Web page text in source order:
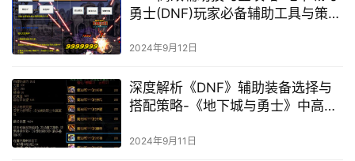
勇士(DNF)玩家必备辅助工具与策略
2024年9月12日
深度解析《DNF》辅助装备选择与
搭配策略-《地下城与勇士》中高效
2024年9月11日